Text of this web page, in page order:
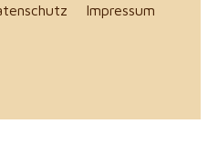
Impressum